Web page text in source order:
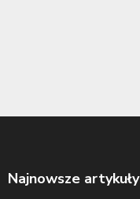
Najnowsze artykuły